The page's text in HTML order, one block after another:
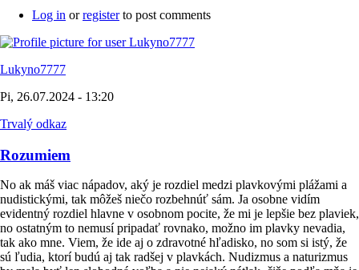
Log in orregisterto post comments
Lukyno7777
Pi, 26.07.2024 - 13:20
Trvalý odkaz
Rozumiem
No ak máš viac nápadov, aký je rozdiel medzi plavkovými plážami a
nudistickými, tak môžeš niečo rozbehnúť sám. Ja osobne vidím
evidentný rozdiel hlavne v osobnom pocite, že mi je lepšie bez plaviek,
no ostatným to nemusí pripadať rovnako, možno im plavky nevadia,
tak ako mne. Viem, že ide aj o zdravotné hľadisko, no som si istý, že
sú ľudia, ktorí budú aj tak radšej v plavkách. Nudizmus a naturizmus